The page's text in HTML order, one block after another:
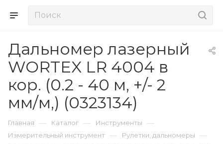
Дальномер лазерный
WORTEX LR 4004 в
кор. (0.2 - 40 м, +/- 2
мм/м,) (0323134)
Главная — Каталог — Инструменты —
Измерительный инструмент — Рулетки, дальномеры —